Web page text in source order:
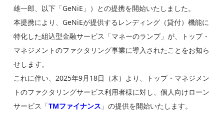
雄一郎、以下「GeNiE」）との提携を開始いたしました。
本提携により、GeNiEが提供するレンディング（貸付）機能に
特化した組込型金融サービス「マネーのランプ」が、トップ・
マネジメントのファクタリング事業に導入されたことをお知ら
せします。
これに伴い、2025年9月18日（木）より、トップ・マネジメン
トのファクタリングサービス利用者様に対し、個人向けローン
サービス「TMファイナンス 」の提供を開始いたします。